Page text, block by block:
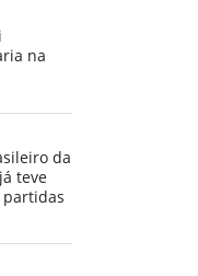
na
da
teve
partidas